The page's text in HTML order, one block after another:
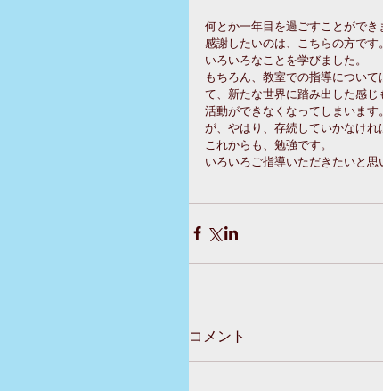
何とか一年目を過ごすことができ
感謝したいのは、こちらの方です
いろいろなことを学びました。
もちろん、教室での指導につい
て、新たな世界に踏み出した感
活動ができなくなってしまいま
が、やはり、存続していかなけれ
これからも、勉強です。
いろいろご指導いただきたいと思
コメント